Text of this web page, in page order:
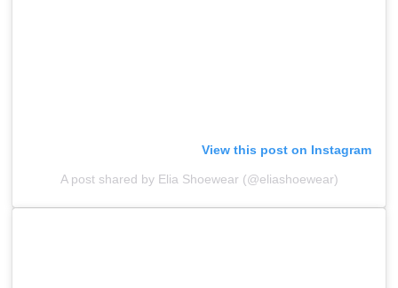
View this post on Instagram
A post shared by Elia Shoewear (@eliashoewear)